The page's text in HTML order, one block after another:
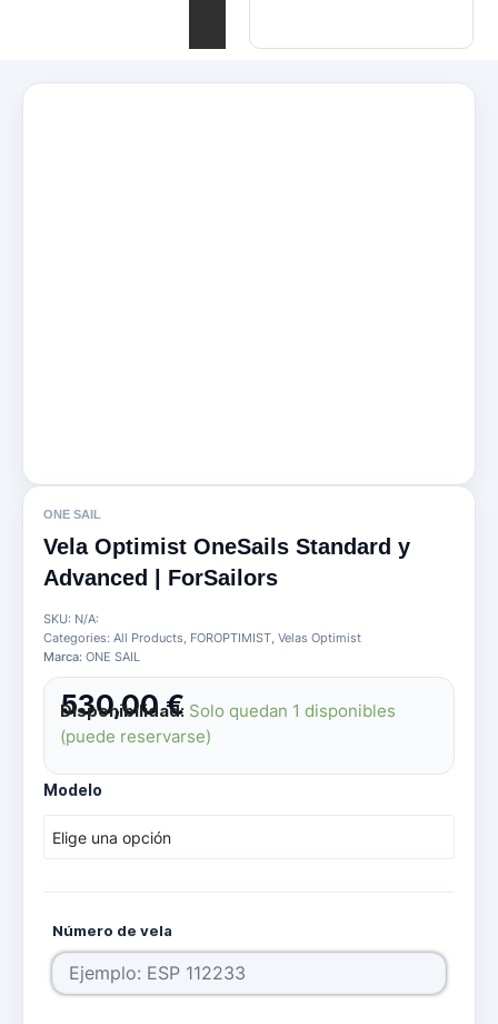
ONE SAIL
Vela Optimist OneSails Standard y
Advanced | ForSailors
SKU: N/A:
Categories: All Products, FOROPTIMIST, Velas Optimist
Marca: ONE SAIL
530,00€
Disponibilidad: Solo quedan 1 disponibles
(puede reservarse)
Modelo
Número de vela
Vela
OneSails
Standard
Advanced
ForSailors
cantidad